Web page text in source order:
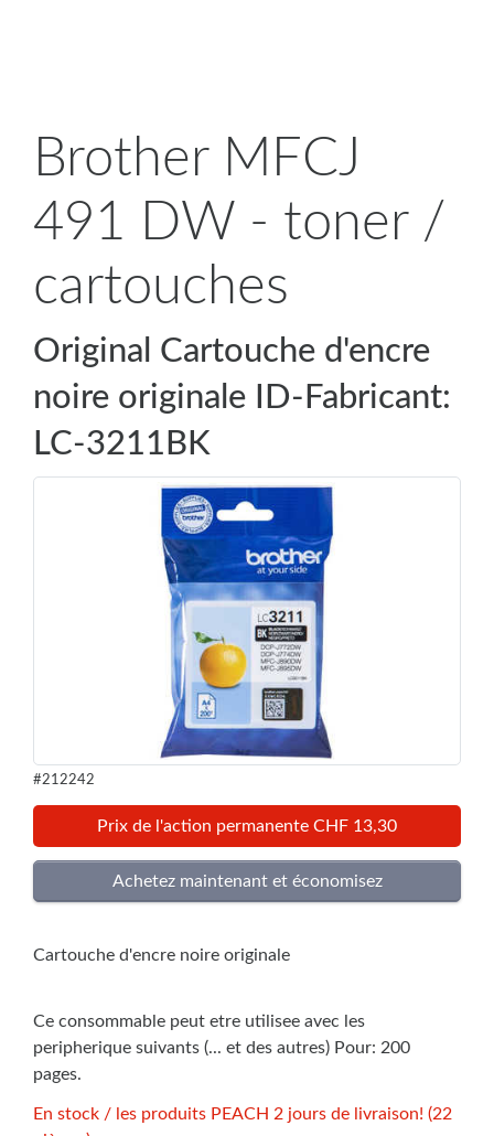
Brother MFCJ
491 DW - toner /
cartouches
Original Cartouche d'encre
noire originale ID-Fabricant:
LC-3211BK
#212242
Prix de l'action permanente CHF 13,30
Cartouche d'encre noire originale
Ce consommable peut etre utilisee avec les
peripherique suivants (... et des autres) Pour: 200
pages.
En stock / les produits PEACH 2 jours de livraison! (22